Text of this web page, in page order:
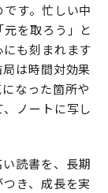
す。忙しい中
を取ろう」と
も刻まれます
は時間対効果
なった箇所や
ノートに写し
読書を、長期
き、成長を実